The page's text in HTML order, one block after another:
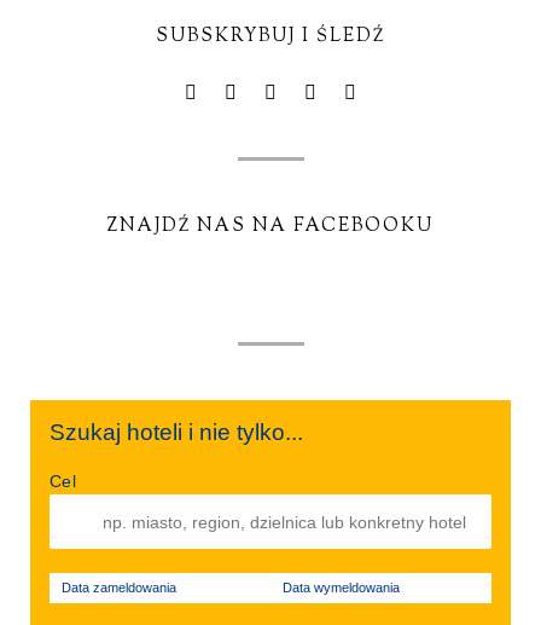
SUBSKRYBUJ I ŚLEDŹ
ZNAJDŹ NAS NA FACEBOOKU
Szukaj hoteli i nie tylko...
Cel
Data zameldowania Data wymeldowania